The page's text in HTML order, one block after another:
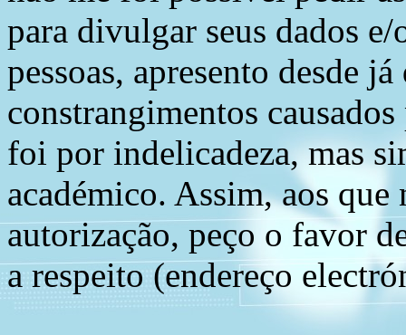
para divulgar seus dados
pessoas, apresento desde
constrangimentos
foi por indelicadeza, mas
académico. Assim, aos
autorização, peço o favor
a respeito (endereço